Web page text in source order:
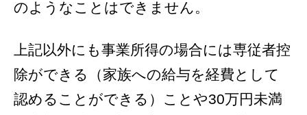
のようなことはできません。
上記以外にも事業所得の場合には専従者控
除ができる（家族への給与を経費として
認めることができる）ことや30万円未満